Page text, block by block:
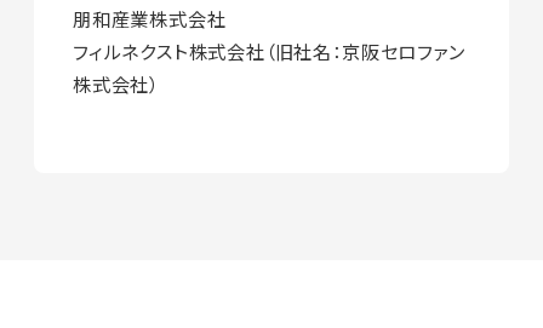
朋和産業株式会社
フィルネクスト株式会社（旧社名：京阪セロファン
株式会社）